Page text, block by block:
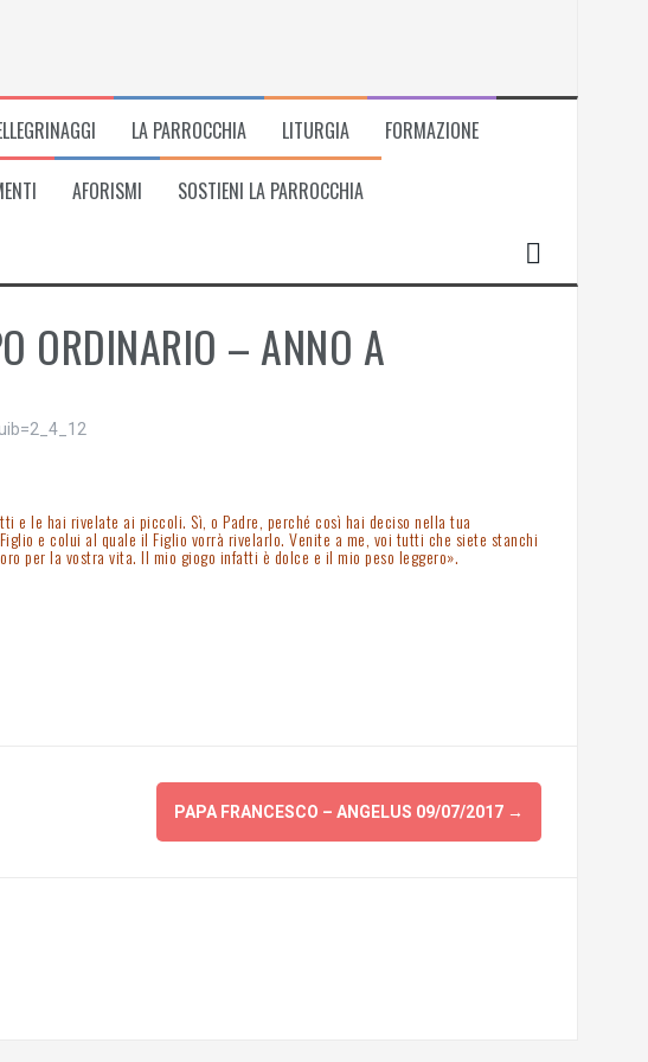
LA PARROCCHIA LITURGIA FORMAZIONE
AFORISMI SOSTIENI LA PARROCCHIA
ORDINARIO – ANNO A
e le hai rivelate ai piccoli. Sì, o Padre, perché così hai deciso nella tua
e colui al quale il Figlio vorrà rivelarlo. Venite a me, voi tutti che siete stanchi
per la vostra vita. Il mio giogo infatti è dolce e il mio peso leggero».
PAPA FRANCESCO – ANGELUS 09/07/2017 →